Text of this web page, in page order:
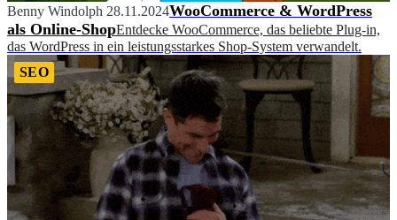
Benny Windolph 28.11.2024WooCommerce & WordPress
als Online-ShopEntdecke WooCommerce, das beliebte Plug-in,
das WordPress in ein leistungsstarkes Shop-System verwandelt.
SEO